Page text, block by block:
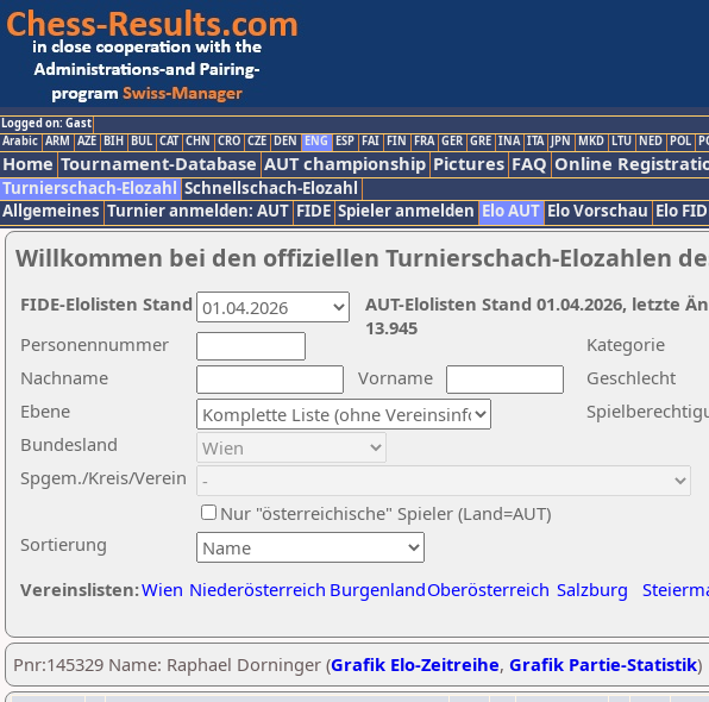
Logged on: Gast
Arabic ARM AZE BIH BUL CAT CHN CRO CZE DEN ENG ESP FAI FIN FRA GER GRE INA ITA JPN MKD LTU NED POL
Home Tournament-Database AUT championship Pictures FAQ Online
Turnierschach-Elozahl Schnellschach-Elozahl
Allgemeines Turnier anmelden: AUT FIDE Spieler anmelden Elo AUT Elo Vorschau Elo
Willkommen bei den offiziellen Turnierschach-Elozahlen
Nachname
Vorname
Ebene
Kategorie
Sortierung
Personennummer
Bundesland
Spgem./Kreis/Verein
Geschlecht
Nur "österreichische" Spieler (Land=AUT)
Vereinslisten:Wien Niederösterreich BurgenlandOberösterreich Salzburg
AUT-Elolisten Stand 01.04.2026, letzte
13.945
FIDE-Elolisten Stand
Pnr:145329 Name: Raphael Dorninger (Grafik Elo-Zeitreihe, Grafik Partie-Statistik)